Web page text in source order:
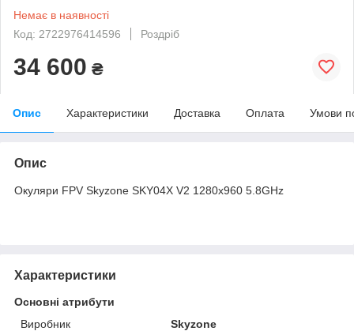
Немає в наявності
Код: 2722976414596
Роздріб
34 600 ₴
Опис Характеристики Доставка Оплата Умови
Опис
Окуляри FPV Skyzone SKY04X V2 1280x960 5.8GHz
Характеристики
Основні атрибути
Виробник
Skyzone